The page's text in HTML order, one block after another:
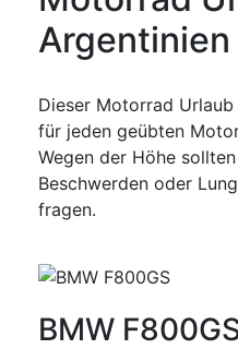
Argentinien
Dieser Motorrad
für jeden geübten
Wegen der Höhe
Beschwerden oder
fragen.
BMW